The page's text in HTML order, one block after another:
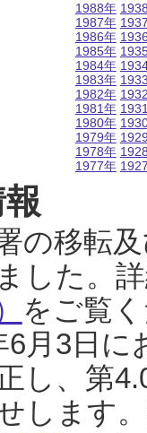
1988年
1987年
1986年
1985年
1984年
1983年
1982年
1981年
1980年
1979年
1978年
1977年
の移転
した。
をご覧
6月3日に
し、第
します